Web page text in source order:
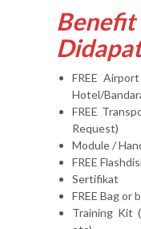
FREE
Hotel/
FREE
Request)
Module /
FREE
Sertifikat
FREE Bag or
Training Kit